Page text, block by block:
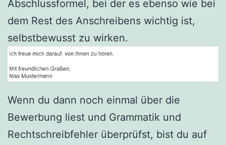
Abschlussformel, bei der es ebenso wie bei
dem Rest des Anschreibens wichtig ist,
selbstbewusst zu wirken.
Wenn du dann noch einmal über die
Bewerbung liest und Grammatik und
Rechtschreibfehler überprüfst, bist du auf